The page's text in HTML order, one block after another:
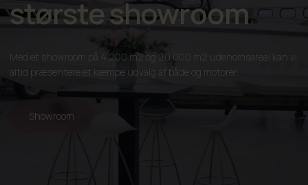
største showroom
Med et showroom på 4.200 m2 og 20.000 m2 udenomsareal kan vi
altid præsentere et kæmpe udvalg af både og motorer.
Showroom